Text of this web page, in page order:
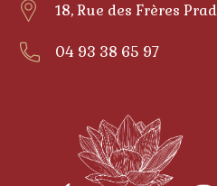
18, Rue des Frères
04 93 38 65 97